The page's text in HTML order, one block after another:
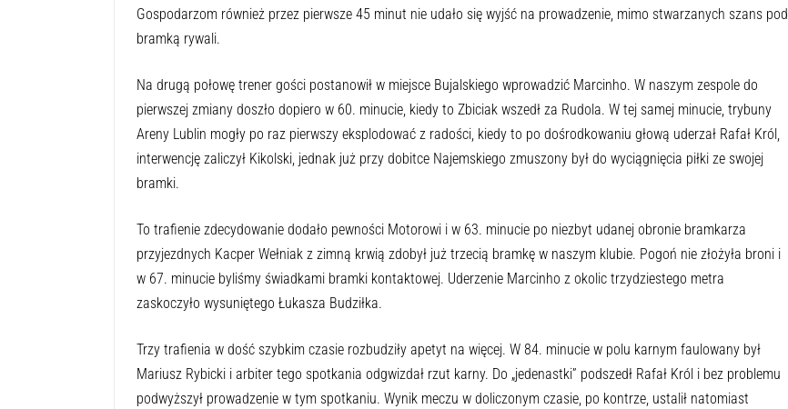
Gospodarzom również przez pierwsze 45 minut nie udało się wyjść na prowadzenie, mimo stwarzanych szans pod
bramką rywali.
Na drugą połowę trener gości postanowił w miejsce Bujalskiego wprowadzić Marcinho. W naszym zespole do
pierwszej zmiany doszło dopiero w 60. minucie, kiedy to Zbiciak wszedł za Rudola. W tej samej minucie, trybuny
Areny Lublin mogły po raz pierwszy eksplodować z radości, kiedy to po dośrodkowaniu głową uderzał Rafał Król,
interwencję zaliczył Kikolski, jednak już przy dobitce Najemskiego zmuszony był do wyciągnięcia piłki ze swojej
bramki.
To trafienie zdecydowanie dodało pewności Motorowi i w 63. minucie po niezbyt udanej obronie bramkarza
przyjezdnych Kacper Wełniak z zimną krwią zdobył już trzecią bramkę w naszym klubie. Pogoń nie złożyła broni i
w 67. minucie byliśmy świadkami bramki kontaktowej. Uderzenie Marcinho z okolic trzydziestego metra
zaskoczyło wysuniętego Łukasza Budziłka.
Trzy trafienia w dość szybkim czasie rozbudziły apetyt na więcej. W 84. minucie w polu karnym faulowany był
Mariusz Rybicki i arbiter tego spotkania odgwizdał rzut karny. Do „jedenastki” podszedł Rafał Król i bez problemu
podwyższył prowadzenie w tym spotkaniu. Wynik meczu w doliczonym czasie, po kontrze, ustalił natomiast